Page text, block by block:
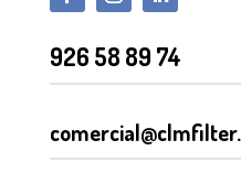
926 58 89 74